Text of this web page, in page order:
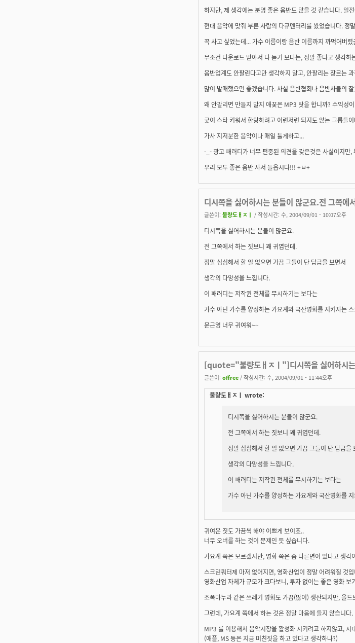
하지만, 제 생각에는 분명 좋은 음반도 많을 것 같습니다. 일
현대 음악에 맞춰 부른 사람의 다큐멘터리를 봤었습니다. 정
꼭 사고 싶었는데... 가수 이름이랑 음반 이름까지 까먹어버
무조건 다운로드 받아서 다 듣기 보다는, 정말 좋다고 생각하
음반업계도 안팔린다고만 생각하지 말고, 안팔리는 장르는
많이 발매했으면 좋겠습니다. 사실 음반협회나 음반사들의
왜 안팔리면 만들지 말지 애꿎은 MP3 탓을 합니까? 수익성
궂이 스타 키워서 한탕하려고 이런저런 되지도 않는 그룹들
가사 지저분한 음악이나 매일 틀게하고...
-_- 광고 패러디가 너무 편중된 의견을 갖은것은 사실이지만
우리 모두 좋은 음반 사서 들읍시다!!! +ㅂ+
디시쪽을 싫어하시는 분들이 많군요.전 그쪽에
글쓴이: 불량도ㅐㅈㅣ / 작성시간: 수, 2004/09/01 - 10:07오후
디시쪽을 싫어하시는 분들이 많군요.
전 그쪽에서 하는 짓보니 꽤 귀엽던데.
정말 심심해서 할 일 없으면 가끔 그들이 단 답급을 보면서
생각의 다양성을 느낍니다.
이 패러디는 저작권 전체를 무시하기는 보다는
가수 아닌 가수를 양성하는 가요계와 국산영화를 지키자는
문근영 너무 귀여워~~
[quote="불량도ㅐㅈㅣ"]디시쪽을 싫어하시
글쓴이: offree / 작성시간: 수, 2004/09/01 - 11:44오후
불량도ㅐㅈㅣ wrote:
디시쪽을 싫어하시는 분들이 많군요.
전 그쪽에서 하는 짓보니 꽤 귀엽던데.
정말 심심해서 할 일 없으면 가끔 그들이 단 답급을
생각의 다양성을 느낍니다.
이 패러디는 저작권 전체를 무시하기는 보다는
가수 아닌 가수를 양성하는 가요계와 국산영화를
귀여운 짓도 가끔씩 해야 이쁘게 보이죠..
너무 오버를 하는 것이 문제인 듯 싶습니다.
가요계 쪽은 모르겠지만, 영화 쪽은 좀 다른면이 있다고 생각
스크린쿼터제 마저 없어지면, 영화산업이 정말 어려워질 것
영화산업 자체가 규모가 크다보니, 투자 없이는 좋은 영화 보
조폭마누라 같은 쓰레기 영화도 가끔(많이) 생산되지만, 올
그런데, 가요계 쪽에서 하는 것은 정말 마음에 들지 않습니다.
MP3 를 이용해서 음악시장을 활성화 시키려고 하지않고,
(애플, MS 등은 지금 미친짓을 하고 있다고 생각하나?)